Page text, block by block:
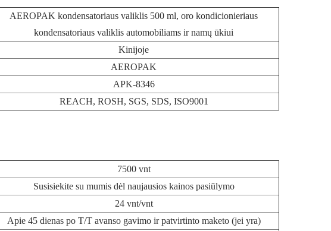
AEROPAK kondensatoriaus valiklis 500 ml, oro kondicionieriaus
kondensatoriaus valiklis automobiliams ir namų ūkiui
Kinijoje
AEROPAK
APK-8346
REACH, ROSH, SGS, SDS, ISO9001
7500 vnt
Susisiekite su mumis dėl naujausios kainos pasiūlymo
24 vnt/vnt
Apie 45 dienas po T/T avanso gavimo ir patvirtinto maketo (jei yra)